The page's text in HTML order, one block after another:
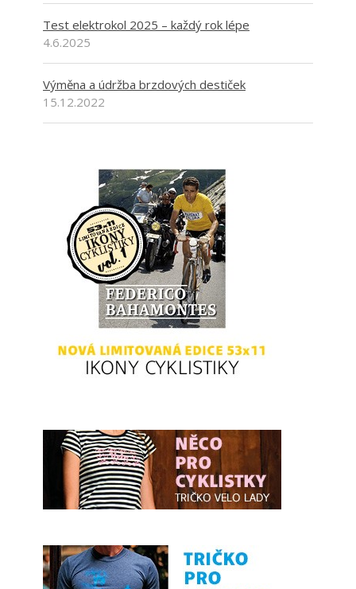
Test elektrokol 2025 – každý rok lépe
4.6.2025
Výměna a údržba brzdových destiček
15.12.2022